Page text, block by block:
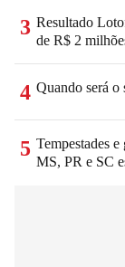
3 Resultado
de R$ 2
4 Quando será o
5 Tempestades
MS, PR e SC